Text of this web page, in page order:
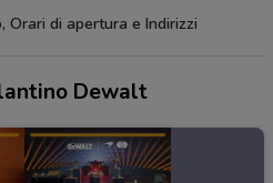
Orari di apertura e Indirizzi
Dewalt